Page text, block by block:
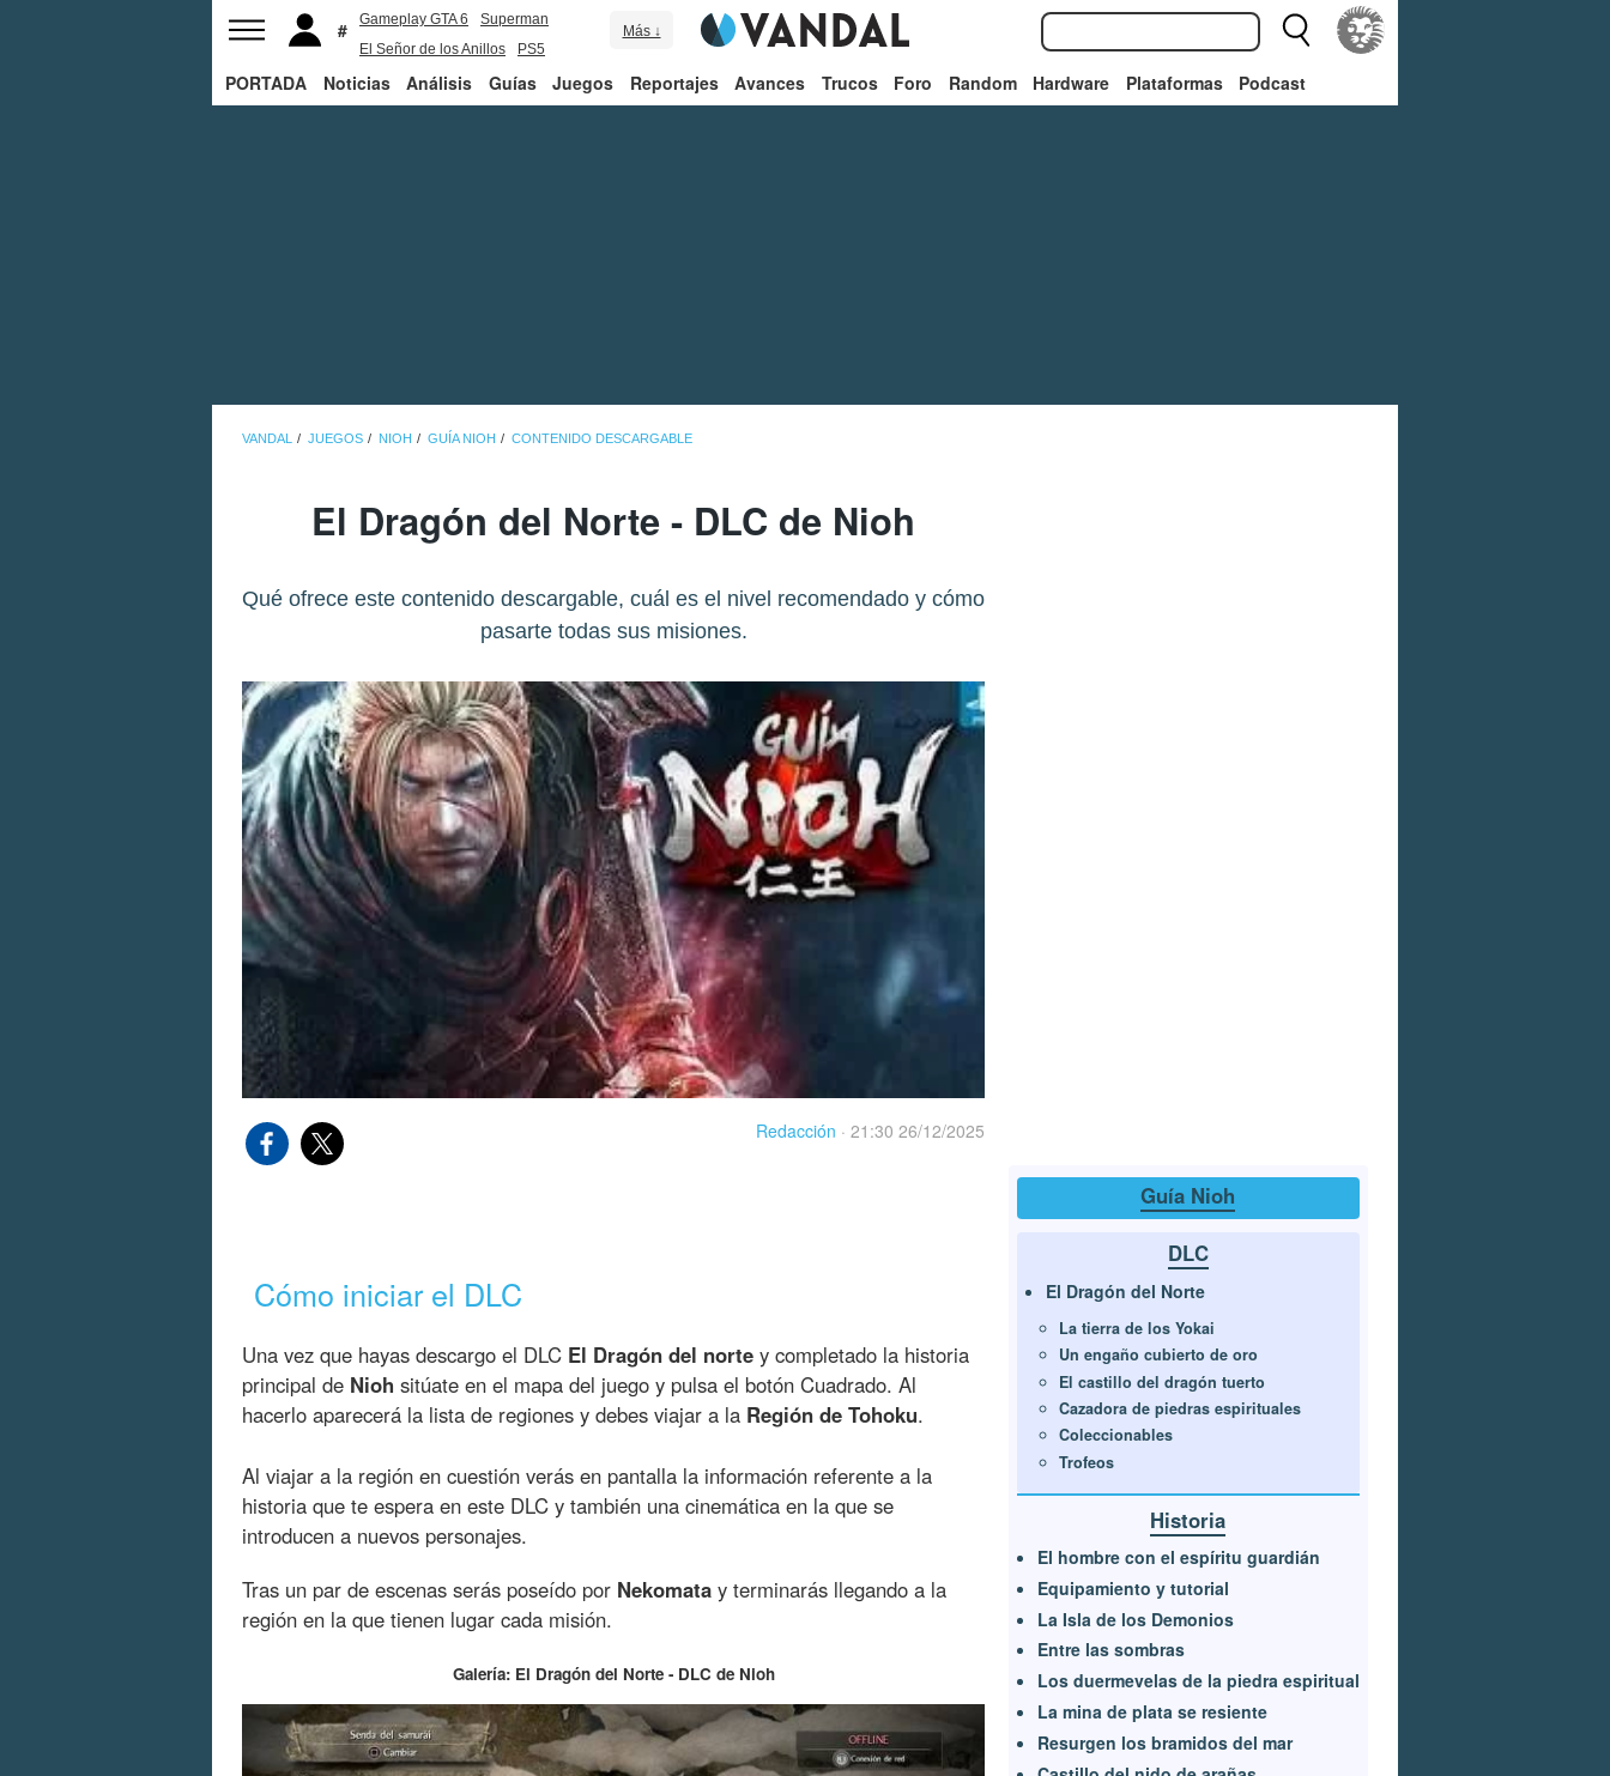
Gameplay GTA 6
Superman
El Señor de los Anillos
PS5
Más ↓
PORTADA Noticias Análisis Guías Juegos Reportajes Avances Trucos Foro Random Hardware Plataformas Podcast
VANDAL JUEGOS NIOH GUÍA NIOH CONTENIDO DESCARGABLE
El Dragón del Norte - DLC de Nioh
Qué ofrece este contenido descargable, cuál es el nivel recomendado y cómo
pasarte todas sus misiones.
Redacción · 21:30 26/12/2025
Cómo iniciar el DLC
Una vez que hayas descargo el DLC El Dragón del norte y completado la historia
principal de Nioh sitúate en el mapa del juego y pulsa el botón Cuadrado. Al
hacerlo aparecerá la lista de regiones y debes viajar a la Región de Tohoku.
Al viajar a la región en cuestión verás en pantalla la información referente a la
historia que te espera en este DLC y también una cinemática en la que se
introducen a nuevos personajes.
Tras un par de escenas serás poseído por Nekomata y terminarás llegando a la
región en la que tienen lugar cada misión.
Galería: El Dragón del Norte - DLC de Nioh
Guía Nioh
DLC
El Dragón del Norte
La tierra de los Yokai
Un engaño cubierto de oro
El castillo del dragón tuerto
Cazadora de piedras espirituales
Coleccionables
Trofeos
Historia
El hombre con el espíritu guardián
Equipamiento y tutorial
La Isla de los Demonios
Entre las sombras
Los duermevelas de la piedra espiritual
La mina de plata se resiente
Resurgen los bramidos del mar